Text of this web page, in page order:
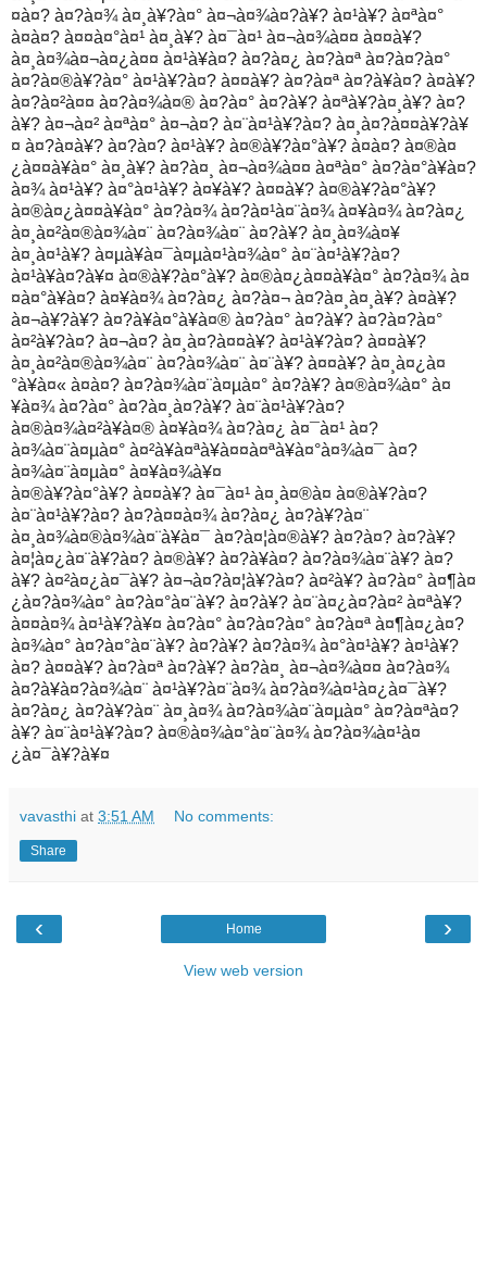
¤à¤? à¤?à¤¾ à¤¸à¥?à¤° à¤¬à¤¾à¤?à¥? à¤¹à¥? à¤ªà¤°
à¤à¤? à¤¤à¤°à¤¹ à¤¸à¥? à¤¯à¤¹ à¤¬à¤¾à¤¤ à¤¤à¥?
à¤¸à¤¾à¤¬à¤¿à¤¤ à¤¹à¥à¤? à¤?à¤¿ à¤?à¤ª à¤?à¤?à¤°
à¤?à¤®à¥?à¤° à¤¹à¥?à¤? à¤¤à¥? à¤?à¤ª à¤?à¥à¤? à¤­à¥?
à¤?à¤²à¤¤ à¤?à¤¾à¤® à¤?à¤° à¤?à¥? à¤ªà¥?à¤¸à¥? à¤?
à¥? à¤¬à¤² à¤ªà¤° à¤¬à¤? à¤¨à¤¹à¥?à¤? à¤¸à¤?à¤¤à¥?à¥
¤ à¤?à¤­à¥? à¤?à¤? à¤¹à¥? à¤®à¥?à¤°à¥? à¤à¤? à¤®à¤
¿à¤¤à¥à¤° à¤¸à¥? à¤?à¤¸ à¤¬à¤¾à¤¤ à¤ªà¤° à¤?à¤°à¥à¤?
à¤¾ à¤¹à¥? à¤°à¤¹à¥? à¤¥à¥? à¤¤à¥? à¤®à¥?à¤°à¥?
à¤®à¤¿à¤¤à¥à¤° à¤?à¤¾ à¤?à¤¹à¤¨à¤¾ à¤¥à¤¾ à¤?à¤¿
à¤¸à¤²à¤®à¤¾à¤¨ à¤?à¤¾à¤¨ à¤?à¥? à¤¸à¤¾à¤¥
à¤¸à¤¹à¥? à¤µà¥à¤¯à¤µà¤¹à¤¾à¤° à¤¨à¤¹à¥?à¤?
à¤¹à¥à¤?à¥¤ à¤®à¥?à¤°à¥? à¤®à¤¿à¤¤à¥à¤° à¤?à¤¾ à¤
¤à¤°à¥à¤? à¤¥à¤¾ à¤?à¤¿ à¤?à¤¬ à¤?à¤¸à¤¸à¥? à¤­à¥?
à¤¬à¥?à¥? à¤?à¥à¤°à¥à¤® à¤?à¤° à¤?à¥? à¤?à¤?à¤°
à¤²à¥?à¤? à¤¬à¤? à¤¸à¤?à¤¤à¥? à¤¹à¥?à¤? à¤¤à¥?
à¤¸à¤²à¤®à¤¾à¤¨ à¤?à¤¾à¤¨ à¤¨à¥? à¤¤à¥? à¤¸à¤¿à¤
°à¥à¤« à¤à¤? à¤?à¤¾à¤¨à¤µà¤° à¤?à¥? à¤®à¤¾à¤° à¤
¥à¤¾ à¤?à¤° à¤?à¤¸à¤?à¥? à¤¨à¤¹à¥?à¤?
à¤®à¤¾à¤²à¥à¤® à¤¥à¤¾ à¤?à¤¿ à¤¯à¤¹ à¤?
à¤¾à¤¨à¤µà¤° à¤²à¥à¤ªà¥à¤¤à¤ªà¥à¤°à¤¾à¤¯ à¤?
à¤¾à¤¨à¤µà¤° à¤¥à¤¾à¥¤
à¤®à¥?à¤°à¥? à¤¤à¥? à¤¯à¤¹ à¤¸à¤®à¤ à¤®à¥?à¤?
à¤¨à¤¹à¥?à¤? à¤?à¤¤à¤¾ à¤?à¤¿ à¤?à¥?à¤¨
à¤¸à¤¾à¤®à¤¾à¤¨à¥à¤¯ à¤?à¤¦à¤®à¥? à¤?à¤? à¤?à¥?
à¤¦à¤¿à¤¨à¥?à¤? à¤®à¥? à¤?à¥à¤? à¤?à¤¾à¤¨à¥? à¤?
à¥? à¤²à¤¿à¤¯à¥? à¤¬à¤?à¤¦à¥?à¤? à¤²à¥? à¤?à¤° à¤¶à¤
¿à¤?à¤¾à¤° à¤?à¤°à¤¨à¥? à¤?à¥? à¤¨à¤¿à¤?à¤² à¤ªà¥?
à¤¤à¤¾ à¤¹à¥?à¥¤ à¤?à¤° à¤?à¤?à¤° à¤?à¤ª à¤¶à¤¿à¤?
à¤¾à¤° à¤?à¤°à¤¨à¥? à¤?à¥? à¤?à¤¾ à¤°à¤¹à¥? à¤¹à¥?
à¤? à¤¤à¥? à¤?à¤ª à¤?à¥? à¤?à¤¸ à¤¬à¤¾à¤¤ à¤?à¤¾
à¤?à¥à¤?à¤¾à¤¨ à¤¹à¥?à¤¨à¤¾ à¤?à¤¾à¤¹à¤¿à¤¯à¥?
à¤?à¤¿ à¤?à¥?à¤¨ à¤¸à¤¾ à¤?à¤¾à¤¨à¤µà¤° à¤?à¤ªà¤?
à¥? à¤¨à¤¹à¥?à¤? à¤®à¤¾à¤°à¤¨à¤¾ à¤?à¤¾à¤¹à¤
¿à¤¯à¥?à¥¤
vavasthi at 3:51 AM No comments:
Share
‹ ›
Home
View web version